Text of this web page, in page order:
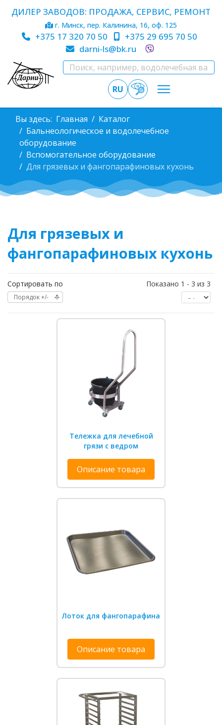
ДИЛЕР ЗАВОДОВ: ПРОДАЖА, СЕРВИС, РЕМОНТ
г. Минск, пер. Калинина, 16, оф. 125
+375 17 320 70 50
+375 29 695 70 50
darni-ls@bk.ru
RU
Вы здесь: Главная
Каталог
Бальнеологическое и водолечебное
оборудование
Вспомогательное оборудование
Для грязевых и фангопарафиновых кухонь
Для грязевых и
фангопарафиновых кухонь
Сортировать по
Порядок +/-
Показано 1 - 3 из 3
Тележка для лечебной
грязи с ведром
Описание товара
Лоток для фангопарафина
Описание товара